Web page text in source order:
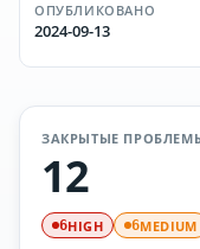
ОПУБЛИКОВАНО
2024-09-13
ЗАКРЫТЫЕ
12
6HIGH 6MEDIUM